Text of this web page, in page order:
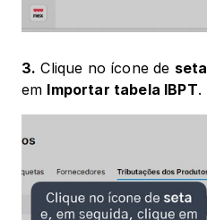
3. Clique no ícone de seta
em Importar tabela IBPT.